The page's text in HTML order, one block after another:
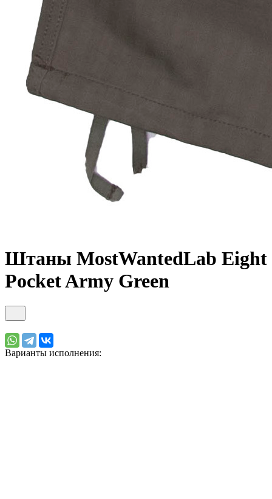
Штаны MostWantedLab Eight
Pocket Army Green
Варианты исполнения: